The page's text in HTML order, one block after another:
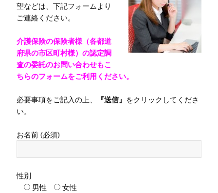
望などは、下記フォームより
ご連絡ください。
介護保険の保険者様（各都道
府県の市区町村様）の認定調
査の委託のお問い合わせもこ
ちらのフォームをご利用ください。
必要事項をご記入の上、 『送信』 をクリックしてくださ
い。
お名前 (必須)
性別
男性
女性